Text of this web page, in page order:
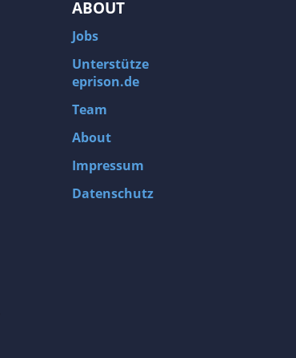
ABOUT
Jobs
Unterstütze
eprison.de
Team
About
Impressum
Datenschutz